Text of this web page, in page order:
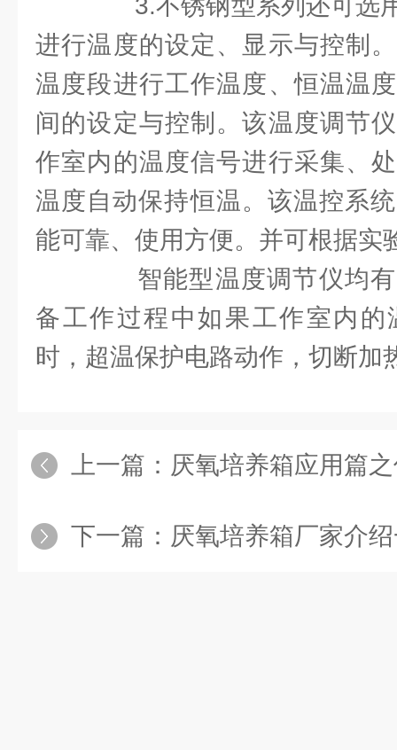
3.不锈钢型系列还可选
进行温度的设定、显示与控制
温度段进行工作温度、恒温温
间的设定与控制。该温度调节
作室内的温度信号进行采集、
温度自动保持恒温。该温控系
能可靠、使用方便。并可根据实
智能型温度调节仪均有
备工作过程中如果工作室内
时，超温保护电路动作，切断加
上一篇： 厌氧培养箱应用篇
下一篇： 厌氧培养箱厂家介